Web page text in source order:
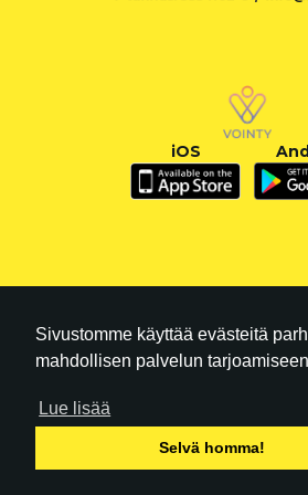
Sivustomme käyttää evästeitä
mahdollisen palvelun
Lue lisää
Selvä homma!
iOS